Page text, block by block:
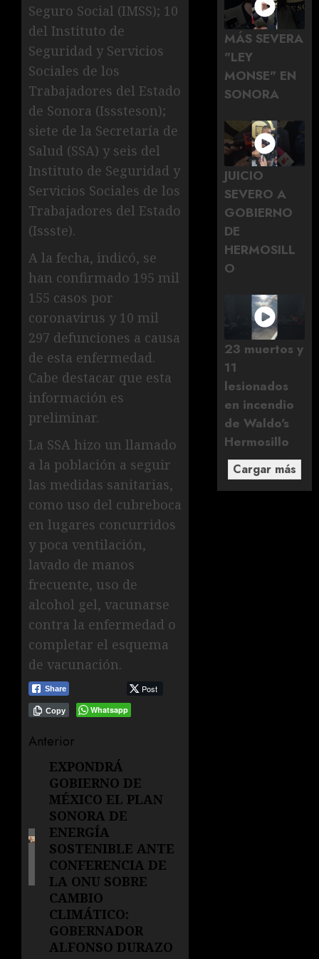
Seguro Social (IMSS); 10
del Instituto de
Seguridad y Servicios
Sociales de los
Trabajadores del Estado
de Sonora (Isssteson);
siete de la Secretaría de
Salud (SSA) y seis del
Instituto de Seguridad y
Servicios Sociales de los
Trabajadores del Estado
(Issste).
A la fecha, indicó, se
han confirmado 195 mil
155 casos por
coronavirus y 10 mil
297 defunciones a causa
de esta enfermedad.
Cabe destacar que esta
información es
preliminar.
La SSA hizo un llamado
a la población a seguir
las medidas sanitarias,
como uso del cubreboca
en lugares concurridos
y poca ventilación,
lavado de manos
frecuente, uso de
alcohol gel, vacunarse
contra la enfermedad o
completar el esquema
de vacunación.
Share Post
Whatsapp
Copy
Navegación
de
entradas
Anterior
Entrada
anterior:
EXPONDRÁ
GOBIERNO DE
MÉXICO EL PLAN
SONORA DE
ENERGÍA
SOSTENIBLE ANTE
CONFERENCIA DE
LA ONU SOBRE
CAMBIO
CLIMÁTICO:
GOBERNADOR
ALFONSO DURAZO
MÁS SEVERA
"LEY
MONSE" EN
SONORA
JUICIO
SEVERO A
GOBIERNO
DE
HERMOSILL
O
23 muertos y
11
lesionados
en incendio
de Waldo's
Hermosillo
Cargar más